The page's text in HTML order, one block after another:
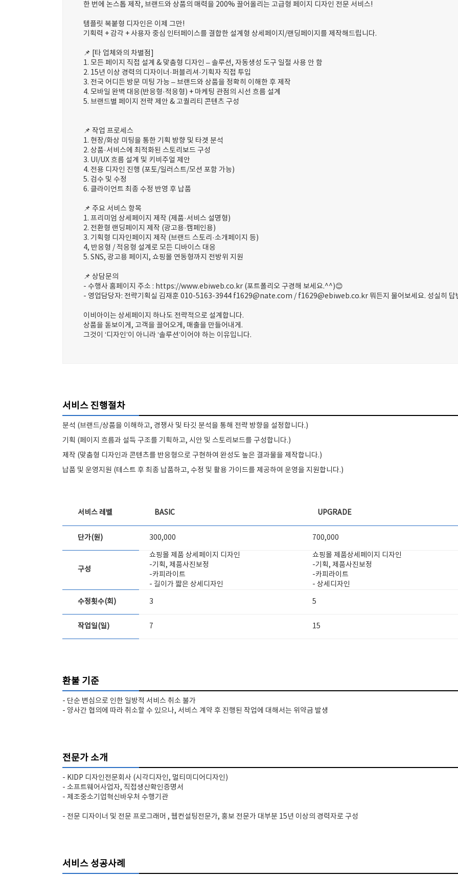
한 번에 논스톱 제작, 브랜드와 상품의 매력을 200% 끌어올리는 고급형 페이지 디자인 전문 서비스!
템플릿 복붙형 디자인은 이제 그만!
기획력 + 감각 + 사용자 중심 인터페이스를 결합한 설계형 상세페이지/랜딩페이지를 제작해드립니다.
📌 [타 업체와의 차별점]
1. 모든 페이지 직접 설계 & 맞춤형 디자인 – 솔루션, 자동생성 도구 일절 사용 안 함
2. 15년 이상 경력의 디자이너·퍼블리셔·기획자 직접 투입
3. 전국 어디든 방문 미팅 가능 – 브랜드와 상품을 정확히 이해한 후 제작
4. 모바일 완벽 대응(반응형·적응형) + 마케팅 관점의 시선 흐름 설계
5. 브랜드별 페이지 전략 제안 & 고퀄리티 콘텐츠 구성
📌 작업 프로세스
1. 현장/화상 미팅을 통한 기획 방향 및 타겟 분석
2. 상품·서비스에 최적화된 스토리보드 구성
3. UI/UX 흐름 설계 및 키비주얼 제안
4. 전용 디자인 진행 (포토/일러스트/모션 포함 가능)
5. 검수 및 수정
6. 클라이언트 최종 수정 반영 후 납품
📌 주요 서비스 항목
1. 프리미엄 상세페이지 제작 (제품·서비스 설명형)
2. 전환형 랜딩페이지 제작 (광고용·캠페인용)
3. 기획형 디자인페이지 제작 (브랜드 스토리·소개페이지 등)
4, 반응형 / 적응형 설계로 모든 디바이스 대응
5. SNS, 광고용 페이지, 쇼핑몰 연동형까지 전방위 지원
📌 상담문의
- 수행사 홈페이지 주소 : https://www.ebiweb.co.kr (포트폴리오 구경해 보세요.^^)😊
- 영업담당자: 전략기획실 김재훈 010-5163-3944 f1629@nate.com / f1629@ebiweb.co.kr 뭐든지 물어보세요. 성실히 답
이비아이는 상세페이지 하나도 전략적으로 설계합니다.
상품을 돋보이게, 고객을 끌어오게, 매출을 만들어내게.
그것이 ‘디자인’이 아니라 ‘솔루션’이어야 하는 이유입니다.
서비스 진행절차
분석 (브랜드/상품을 이해하고, 경쟁사 및 타깃 분석을 통해 전략 방향을 설정합니다.)
기획 (페이지 흐름과 설득 구조를 기획하고, 시안 및 스토리보드를 구성합니다.)
제작 (맞춤형 디자인과 콘텐츠를 반응형으로 구현하여 완성도 높은 결과물을 제작합니다.)
납품 및 운영지원 (테스트 후 최종 납품하고, 수정 및 활용 가이드를 제공하여 운영을 지원합니다.)
서비스 레벨 BASIC UPGRADE
단가(원) 300,000 700,000
구성
쇼핑몰 제품 상세페이지 디자인
-기획, 제품사진보정
-카피라이트
- 길이가 짧은 상세디자인
쇼핑몰 제품상세페이지 디자인
-기획, 제품사진보정
-카피라이트
- 상세디자인
수정횟수(회) 3 5
작업일(일) 7 15
환불 기준
- 단순 변심으로 인한 일방적 서비스 취소 불가
- 양사간 협의에 따라 취소할 수 있으나, 서비스 계약 후 진행된 작업에 대해서는 위약금 발생
전문가 소개
- KIDP 디자인전문회사 (시각디자인, 멀티미디어디자인)
- 소프트웨어사업자, 직접생산확인증명서
- 제조중소기업혁신바우처 수행기관
- 전문 디자이너 및 전문 프로그래머 , 웹컨설팅전문가, 홍보 전문가 대부분 15년 이상의 경력자로 구성
서비스 성공사례